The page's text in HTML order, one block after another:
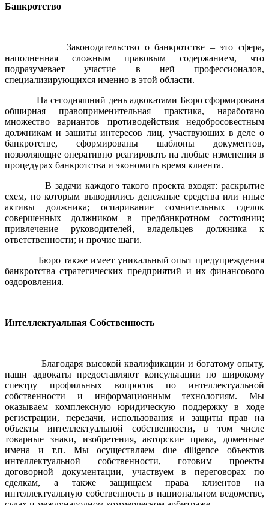
Банкротство
Законодательство о банкротстве – это сфера,
наполненная сложным правовым содержанием, что
подразумевает участие в ней профессионалов,
специализирующихся именно в этой области.
На сегодняшний день адвокатами Бюро сформирована
обширная правоприменительная практика, наработано
множество вариантов противодействия недобросовестным
должникам и защиты интересов лиц, участвующих в деле о
банкротстве, сформированы шаблоны документов,
позволяющие оперативно реагировать на любые изменения в
процедурах банкротства и экономить время клиента.
В задачи каждого такого проекта входят: раскрытие
схем, по которым выводились денежные средства или иные
активы должника; оспаривание сомнительных сделок
совершенных должником в предбанкротном состоянии;
привлечение руководителей, владельцев должника к
ответственности; и прочие шаги.
Бюро также имеет уникальный опыт предупреждения
банкротства стратегических предприятий и их финансового
оздоровления.
Интеллектуальная Собственность
Благодаря высокой квалификации и богатому опыту,
наши адвокаты предоставляют консультации по широкому
спектру профильных вопросов по интеллектуальной
собственности и информационным технологиям. Мы
оказываем комплексную юридическую поддержку в ходе
регистрации, передачи, использования и защиты прав на
объекты интеллектуальной собственности, в том числе
товарные знаки, изобретения, авторские права, доменные
имена и т.п. Мы осуществляем due diligenceобъектов
интеллектуальной собственности, готовим проекты
договорной документации, участвуем в переговорах по
сделкам, а также защищаем права клиентов на
интеллектуальную собственность в национальном ведомстве,